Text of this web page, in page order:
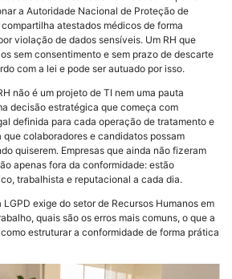
a Autoridade Nacional de Proteção de
atestados médicos de forma
violação de dados sensíveis. Um RH que
sem consentimento e sem prazo de descarte
com a lei e pode ser autuado por isso.
não é um projeto de TI nem uma pauta
decisão estratégica que começa com
definida para cada operação de tratamento e
que colaboradores e candidatos possam
quiserem. Empresas que ainda não fizeram
apenas fora da conformidade: estão
trabalhista e reputacional a cada dia.
exige do setor de Recursos Humanos em
quais são os erros mais comuns, o que a
estruturar a conformidade de forma prática